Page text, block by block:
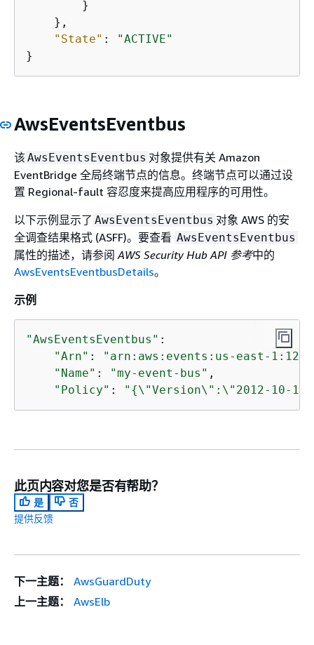
        }
    },
"State" :
"ACTIVE"
}
AwsEventsEventbus
该 AwsEventsEventbus 对象提供有关 Amazon
EventBridge 全局终端节点的信息。终端节点可以通过设
置 Regional-fault 容忍度来提高应用程序的可用性。
以下示例显示了 AwsEventsEventbus 对象 AWS 的安
全调查结果格式 (ASFF)。要查看 AwsEventsEventbus
属性的描述，请参阅 AWS Security Hub API 参考中的
AwsEventsEventbusDetails。
示例
"AwsEventsEventbus" :
"Arn" :
"arn:aws:events:us-east-
"Name" : "my-event-bus" ,
"Policy" : " {\"Version\":\"2012-10-
此页内容对您是否有帮助？
是
否
提供反馈
下一主题：
AwsGuardDuty
上一主题：
AwsElb